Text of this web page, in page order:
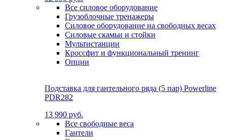
Все силовое оборудование
Грузоблочные тренажеры
Силовое оборудование на свободных весах
Силовые скамьи и стойки
Мультистанции
Кроссфит и функциональный тренинг
Опции
Подставка для гантельного ряда (5 пар) Powerline
PDR282
13 990 руб.
Все свободные веса
Гантели